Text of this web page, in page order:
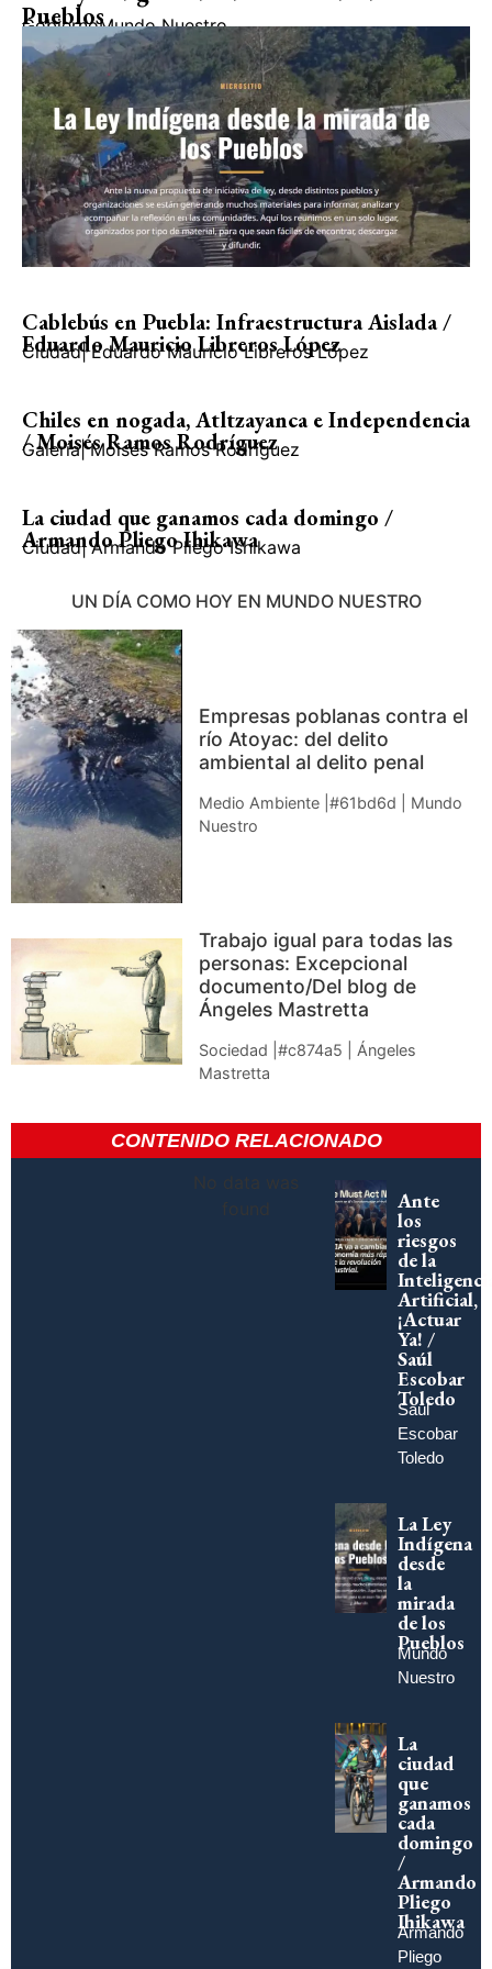
Pueblos
GobiernoMundo Nuestro
Cablebús en Puebla: Infraestructura Aislada /
Eduardo Mauricio Libreros López
Ciudad| Eduardo Mauricio Libreros López
Chiles en nogada, Atltzayanca e Independencia
/ Moisés Ramos Rodríguez
Galería| Moisés Ramos Rodríguez
La ciudad que ganamos cada domingo /
Armando Pliego Ihikawa
Ciudad| Armando Pliego Ishikawa
UN DÍA COMO HOY EN MUNDO NUESTRO
Empresas poblanas contra el
río Atoyac: del delito
ambiental al delito penal
Medio Ambiente |#61bd6d | Mundo
Nuestro
Trabajo igual para todas las
personas: Excepcional
documento/Del blog de
Ángeles Mastretta
Sociedad |#c874a5 | Ángeles
Mastretta
CONTENIDO RELACIONADO
No data was
found
Ante
los
riesgos
de la
Artificial,
¡Actuar
Ya! /
Saúl
Escobar
Toledo
Saúl
Escobar
Toledo
La Ley
Indígena
desde
la
mirada
de los
Pueblos
Mundo
Nuestro
La
ciudad
que
ganamos
cada
domingo
/
Armando
Pliego
Ihikawa
Armando
Pliego